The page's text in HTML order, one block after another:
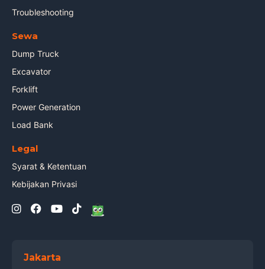
Troubleshooting
Sewa
Dump Truck
Excavator
Forklift
Power Generation
Load Bank
Legal
Syarat & Ketentuan
Kebijakan Privasi
Jakarta